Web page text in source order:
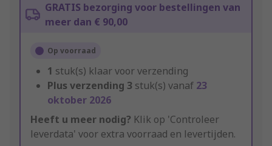
GRATIS bezorging voor bestellingen van
meer dan € 90,00
Op voorraad
1 stuk(s) klaar voor verzending
Plus verzending 3 stuk(s) vanaf 23
oktober 2026
Heeft u meer nodig? Klik op 'Controleer
leverdata' voor extra voorraad en levertijden.